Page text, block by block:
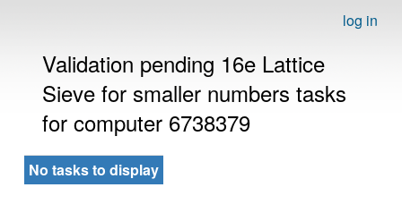
log in
Validation pending 16e Lattice
Sieve for smaller numbers tasks
for computer 6738379
No tasks to display